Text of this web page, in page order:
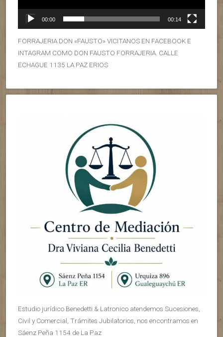
00:00 00:14
FORRAJERIA DON «FAUSTO» VICITANOS EN FACEBOOK E
INTAGRAM COMO DON FAUSTO FORRAJERIA. CALLE
ECHAGUE 1135 LA PAZ ERIOS
Estudio jurídico Benedetti & Latronico atendemos Sucesiones,
Civil y Comercial, Trámites Jubilatorios, nos encontramos en
Sáenz Peña 1154 de La Paz